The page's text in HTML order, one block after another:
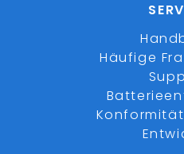
Häufige